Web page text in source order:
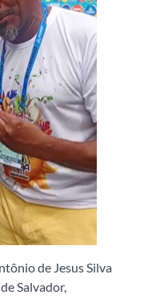
de Jesus Silva
Salvador,